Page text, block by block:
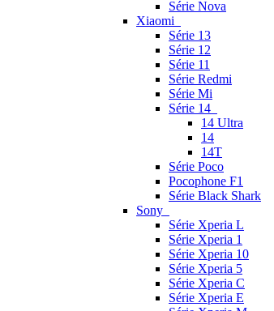
Série Nova
Xiaomi
Série 13
Série 12
Série 11
Série Redmi
Série Mi
Série 14
14 Ultra
14
14T
Série Poco
Pocophone F1
Série Black Shark
Sony
Série Xperia L
Série Xperia 1
Série Xperia 10
Série Xperia 5
Série Xperia C
Série Xperia E